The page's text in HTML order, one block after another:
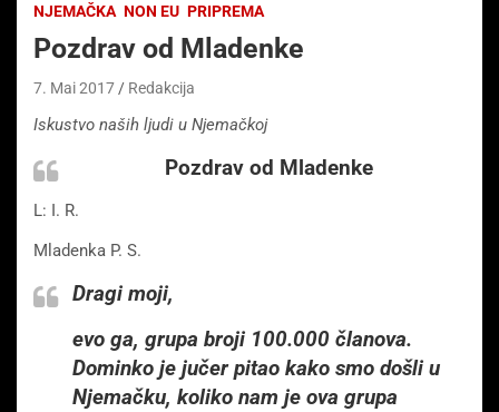
NJEMAČKA NON EU PRIPREMA
Pozdrav od Mladenke
7. Mai 2017 Redakcija
Iskustvo naših ljudi u Njemačkoj
Pozdrav od Mladenke
L: I. R.
Mladenka P. S.
Dragi moji,
evo ga, grupa broji 100.000 članova.
Dominko je jučer pitao kako smo došli u
Njemačku, koliko nam je ova grupa